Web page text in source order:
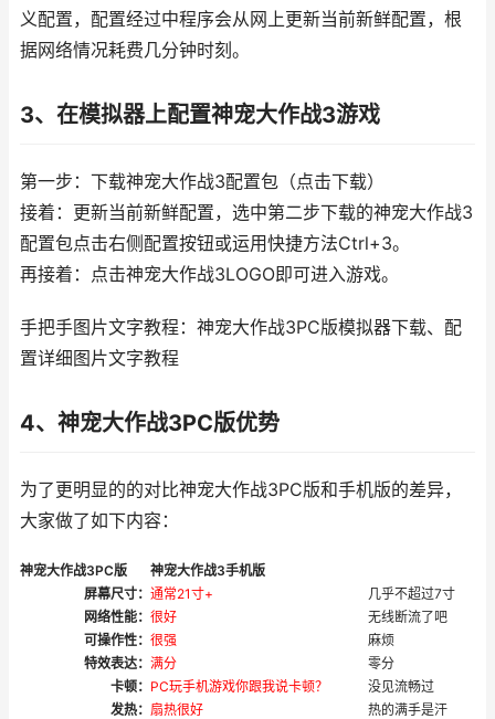
义配置，配置经过中程序会从网上更新当前新鲜配置，根
据网络情况耗费几分钟时刻。
3、在模拟器上配置神宠大作战3游戏
第一步：下载神宠大作战3配置包（点击下载）
接着：更新当前新鲜配置，选中第二步下载的神宠大作战3
配置包点击右侧配置按钮或运用快捷方法Ctrl+3。
再接着：点击神宠大作战3LOGO即可进入游戏。
手把手图片文字教程：神宠大作战3PC版模拟器下载、配
置详细图片文字教程
4、神宠大作战3PC版优势
为了更明显的的对比神宠大作战3PC版和手机版的差异，
大家做了如下内容：
神宠大作战3PC版
神宠大作战3手机版
屏幕尺寸： 通常21寸+
几乎不超过7寸
网络性能： 很好
无线断流了吧
可操作性： 很强
麻烦
特效表达： 满分
零分
卡顿： PC玩手机游戏你跟我说卡顿？
没见流畅过
发热： 扇热很好
热的满手是汗